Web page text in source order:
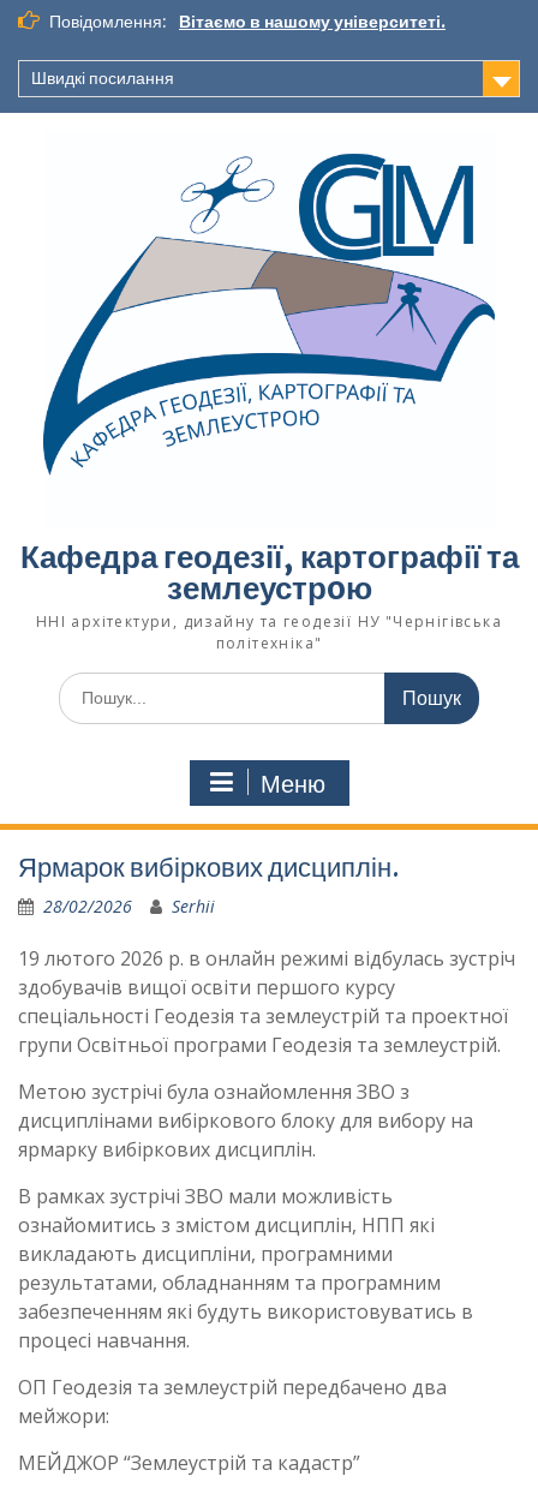
Повідомлення: Вітаємо в нашому університеті.
Швидкі посилання
Кафедра геодезії, картографії та
землеустрoю
ННІ архітектури, дизайну та геодезії НУ "Чернігівська
політехніка"
Меню
Ярмарок вибіркових дисциплін.
28/02/2026 Serhii
19 лютого 2026 р. в онлайн режимі відбулась зустріч
здобувачів вищої освіти першого курсу
спеціальності Геодезія та землеустрій та проектної
групи Освітньої програми Геодезія та землеустрій.
Метою зустрічі була ознайомлення ЗВО з
дисциплінами вибіркового блоку для вибору на
ярмарку вибіркових дисциплін.
В рамках зустрічі ЗВО мали можливість
ознайомитись з змістом дисциплін, НПП які
викладають дисципліни, програмними
результатами, обладнанням та програмним
забезпеченням які будуть використовуватись в
процесі навчання.
ОП Геодезія та землеустрій передбачено два
мейжори:
МЕЙДЖОР “Землеустрій та кадастр”